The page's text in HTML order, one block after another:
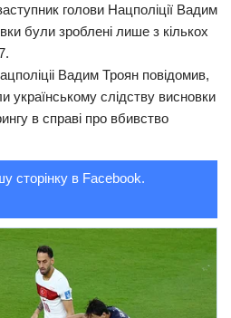
голови Нацполіції Вадим
були зроблені лише з кількох
Вадим Троян повідомив,
слідству висновки
в справі про вбивство
сторінку в Facebook.